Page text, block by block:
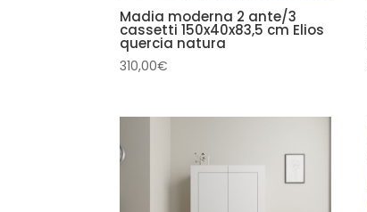
Madia moderna 2 ante/3
cassetti 150x40x83,5 cm Elios
quercia natura
310,00€